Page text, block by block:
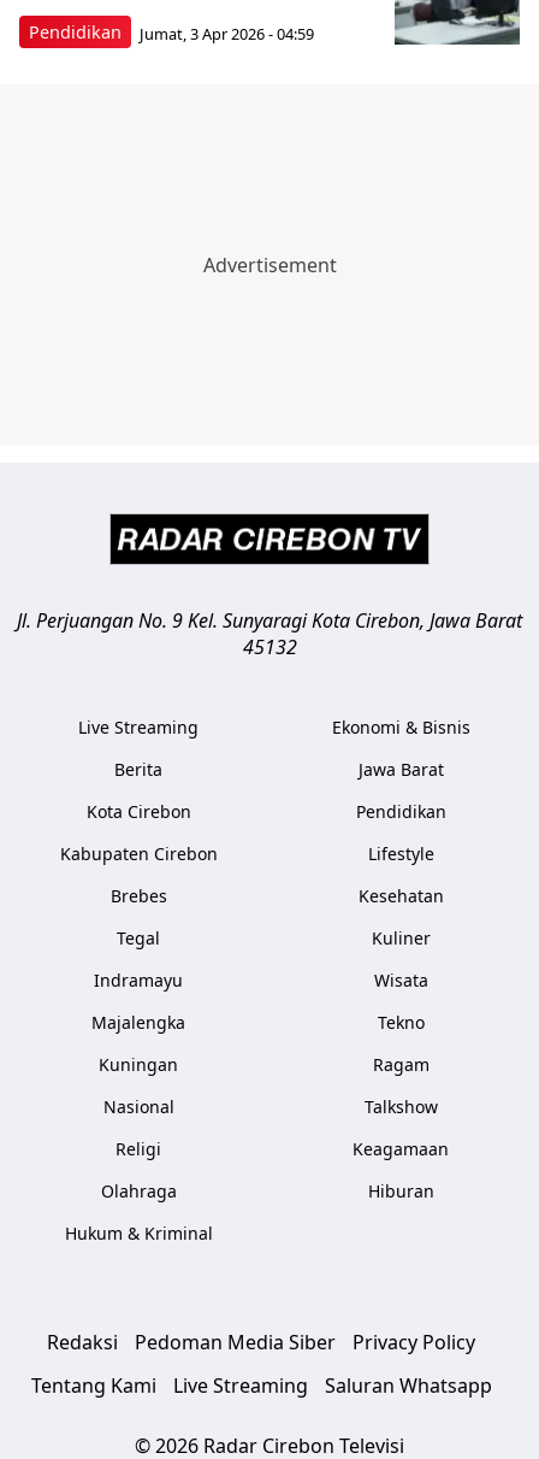
Pendidikan Jumat, 3 Apr 2026 - 04:59
Jl. Perjuangan No. 9 Kel. SunyaragiKota Cirebon, Jawa Barat
45132
Live Streaming
Berita
Kota Cirebon
Kabupaten Cirebon
Brebes
Tegal
Indramayu
Majalengka
Kuningan
Nasional
Religi
Olahraga
Hukum & Kriminal
Ekonomi & Bisnis
Jawa Barat
Pendidikan
Lifestyle
Kesehatan
Kuliner
Wisata
Tekno
Ragam
Talkshow
Keagamaan
Hiburan
Redaksi Pedoman Media Siber
Privacy Policy
Tentang Kami
Live Streaming Saluran Whatsapp
© 2026 Radar Cirebon Televisi